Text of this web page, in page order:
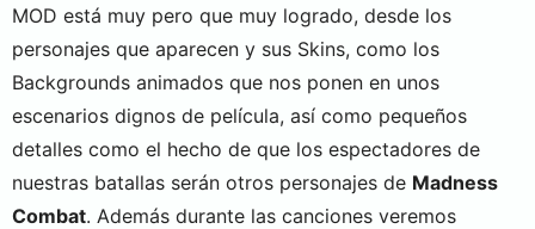
MOD está muy pero que muy logrado, desde los
personajes que aparecen y sus Skins, como los
Backgrounds animados que nos ponen en unos
escenarios dignos de película, así como pequeños
detalles como el hecho de que los espectadores de
nuestras batallas serán otros personajes de Madness
Combat. Además durante las canciones veremos